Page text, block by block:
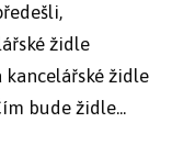
židle
kancelářské židle
bude židle...